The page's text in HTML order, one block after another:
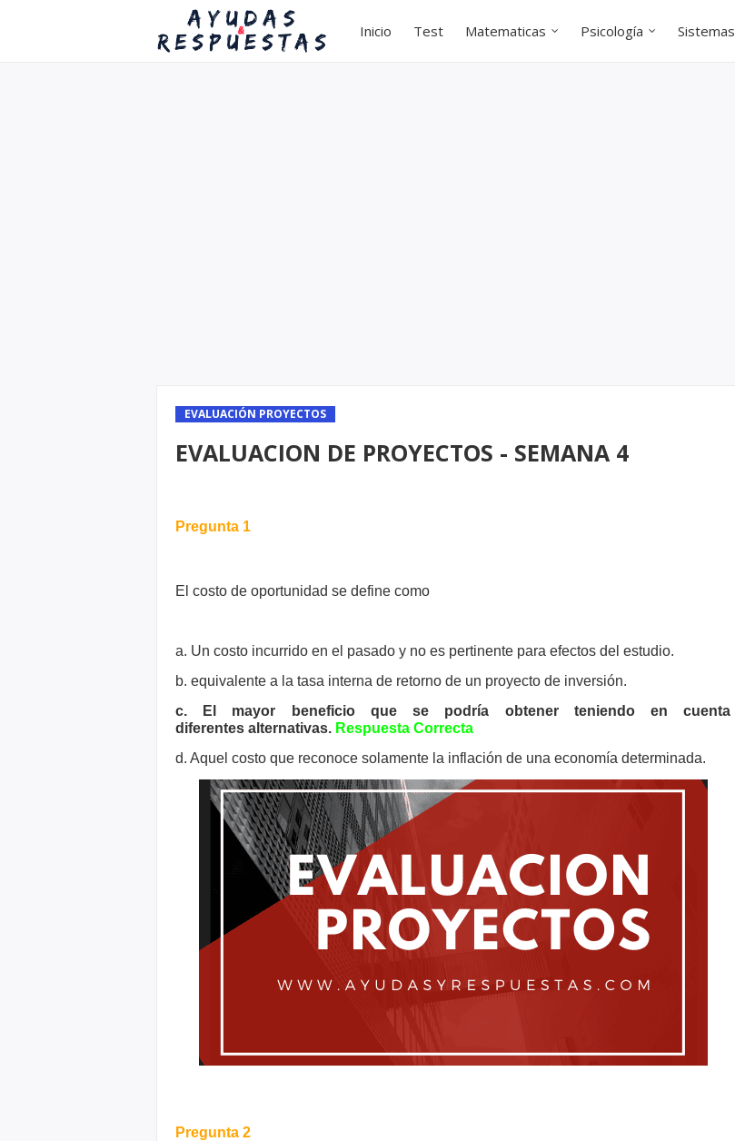
Inicio Test Matematicas Psicología Sistemas
EVALUACIÓN PROYECTOS
EVALUACION DE PROYECTOS - SEMANA 4
Pregunta 1
El costo de oportunidad se define como
a. Un costo incurrido en el pasado y no es pertinente para efectos del estudio.
b. equivalente a la tasa interna de retorno de un proyecto de inversión.
c. El mayor beneficio que se podría obtener teniendo en cuenta
diferentes alternativas. Respuesta Correcta
d. Aquel costo que reconoce solamente la inflación de una economía determinada.
Pregunta 2